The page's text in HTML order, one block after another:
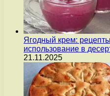
Ягодный крем:
использование в
21.11.2025